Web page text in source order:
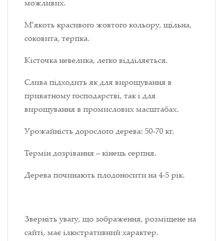
можливих.
М’якоть красивого жовтого кольору, щільна,
соковита, терпка.
Кісточка невелика, легко відділяється.
Слива підходить як для вирощування в
приватному господарстві, так і для
вирощування в промислових масштабах.
Урожайність дорослого дерева: 50-70 кг.
Термін дозрівання – кінець серпня.
Дерева починають плодоносити на 4-5 рік.
Зверніть увагу, що зображення, розміщене на
сайті, має ілюстративний характер.